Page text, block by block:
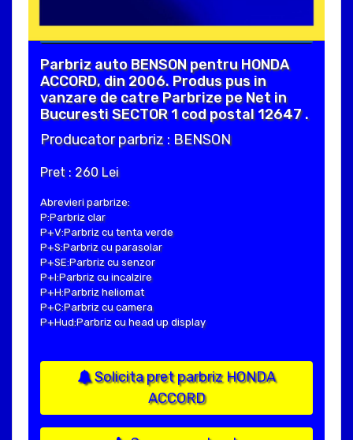
Parbriz auto BENSON pentru HONDA
ACCORD, din 2006. Produs pus in
vanzare de catre Parbrize pe Net in
Bucuresti SECTOR 1 cod postal 12647 .
Producator parbriz : BENSON
Pret : 260 Lei
Abrevieri parbrize:
P:Parbriz clar
P+V:Parbriz cu tenta verde
P+S:Parbriz cu parasolar
P+SE:Parbriz cu senzor
P+I:Parbriz cu incalzire
P+H:Parbriz heliomat
P+C:Parbriz cu camera
P+Hud:Parbriz cu head up display
Solicita pret parbriz HONDA
ACCORD